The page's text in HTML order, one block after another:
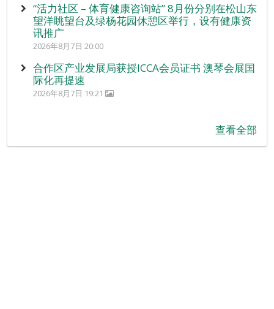
“活力社区 – 体育健康咨询站” 8月份分别在松山东
望洋眺望台及绿杨花园休憩区举行，设有健康资
讯推广
2026年8月7日 20:00
合作区产业发展局获授ICCA会员证书 澳琴会展国
际化再提速
2026年8月7日 19:21
查看全部